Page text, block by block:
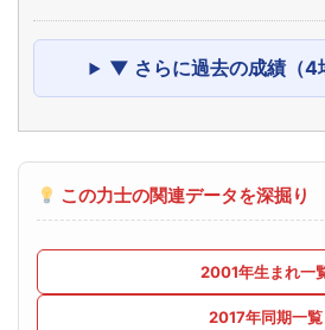
▼ さらに過去の成績（4
この力士の関連データを深掘り
2001年生まれ一
2017年同期一覧